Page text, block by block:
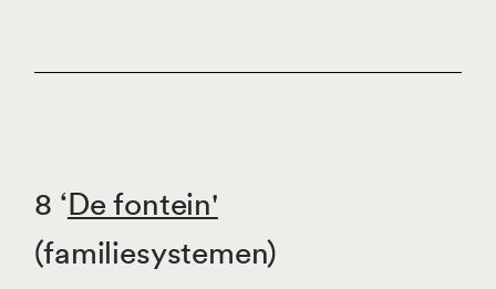
8 ‘De fontein'
(familiesystemen)